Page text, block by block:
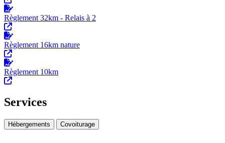
Règlement 32km - Relais à 2
Règlement 16km nature
Règlement 10km
Services
Hébergements Covoiturage